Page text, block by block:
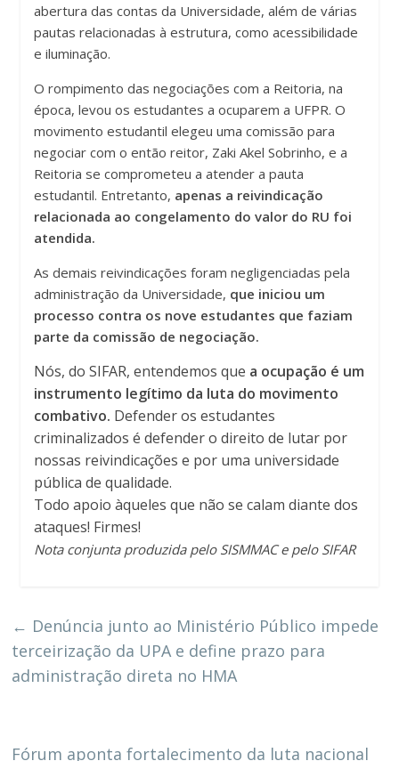
abertura das contas da Universidade, além de várias
pautas relacionadas à estrutura, como acessibilidade
e iluminação.
O rompimento das negociações com a Reitoria, na
época, levou os estudantes a ocuparem a UFPR. O
movimento estudantil elegeu uma comissão para
negociar com o então reitor, Zaki Akel Sobrinho, e a
Reitoria se comprometeu a atender a pauta
estudantil. Entretanto, apenas a reivindicação
relacionada ao congelamento do valor do RU foi
atendida.
As demais reivindicações foram negligenciadas pela
administração da Universidade, que iniciou um
processo contra os nove estudantes que faziam
parte da comissão de negociação.
Nós, do SIFAR, entendemos que a ocupação é um
instrumento legítimo da luta do movimento
combativo. Defender os estudantes
criminalizados é defender o direito de lutar por
nossas reivindicações e por uma universidade
pública de qualidade.
Todo apoio àqueles que não se calam diante dos
ataques! Firmes!
Nota conjunta produzida pelo SISMMAC e pelo SIFAR
← Denúncia junto ao Ministério Público impede
terceirização da UPA e define prazo para
administração direta no HMA
Fórum aponta fortalecimento da luta nacional